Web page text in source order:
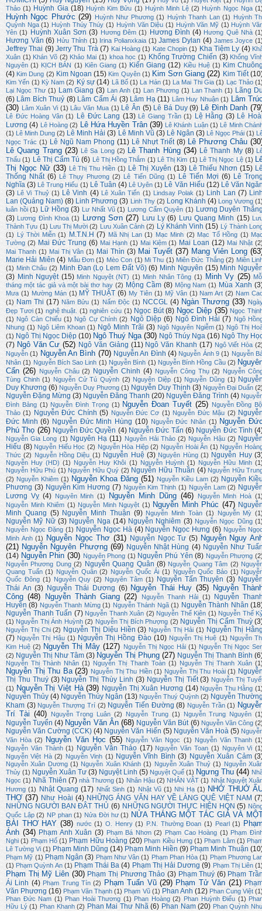
Thảo (1) Huỳnh Gia (18) Huỳnh Kim Bửu (1) Huỳnh Minh Lệ (2) Huỳnh Ngọc Nga
Huỳnh Ngọc Phước (29) Huỳnh Như Phương (1) Huỳnh Thanh Lan (1)
Huỳnh
Quỳnh Nga (1) Huỳnh Thúy Thúy (1) Huỳnh Văn Diệu (1) Huỳnh Văn Mỹ (1) Huỳnh
Yên (1) Huỳnh Xuân Sơn (3) Hương Đêm (1) Hương Đình (4) Hương Quê Nhà
Hương Văn (6) Hửu Thỉnh (1) Irina Polianxkaia (1) James Dylan (4) James Joyce
Jeffrey Thai (9) Jerry Thu Trà (7) Kai Hoàng (1) Kate Chopin (1) Kha Tiệm Ly (4)
Xuân (1) Khán Võ (2) Khảo Mai (1) khoa học (1) Khổng Trường Chiến (3) Khổng
Nguyên (1) KỊCH BẢN (1) Kiên Giang (1) Kiến Giang (12) Kiều Huệ (1) Kim
(4) Kim Dung (2) Kim Ngoan (15) Kim Quyên (1) Kim Sơn Giang (22) Kim Tiết
Kim Yến (1) Kỳ Nam (2) Ký sự (14) Lã Bố (1) La Hán (1) La Mai Thi Gia (1) Lạc Thảo
Lại Ngọc Thư (1) Lam Giang (3) Lan Anh (1) Lan Phương (1) Lan Thanh (1) Lãng
(6) Lâm Bích Thuỷ (8) Lâm Cẩm Ái (3) Lâm Hạ (11) Lâm Huy Nhuận (1) Lâm
(30) Lâm Xuân Vi (1) Lâu Văn Mua (1) Lê Ân (5) Lê Bá Duy (9) Lê Đình Danh
Lê Đức Hoàng Vân (1) Lê Đức Lang (13) Lê Giang Trần (1) Lệ Hằng (3) Lê
Lương (4) Lê Hoàng (2) Lê Hứa Huyền Trân (39) Lê Khánh Luận (1) Lê Minh
(1) Lê Minh Dung (2) Lê Minh Hải (3) Lê Minh Vũ (3) Lê Ngân (3) Lê Ngọc Phái (1)
Ngọc Trác (1) Lê Ngũ Nam Phong (11) Lê Nhựt Triết (8) Lê Phương Châu
Lê Quang Trạng (23) Lê Sa Long (2) Lê Thanh Hùng (34) Lê Thanh My (8)
Thấu (1) Lê Thị Cẩm Tú (6) Lê Thị Hồng Thắm (1) Lê Thị Kim (1) Lê Thị Ngọc Lệ (1)
Thị Ngọc Nữ (33) Lê Thị Thu Hiền (1) Lê Thị Xuyên (13) Lê Thiếu Nhơn (15)
Thống Nhất (6) Lê Thụy Phương (2) Lê Tiến Dũng (1) Lê Tiến Mợi (6) Lê
Nghĩa (3) Lê Trung Hiếu (1) Lê Tuân (4) Lê Uyên (1) Lê Văn Hiếu (12) Lê Văn
(3) Lê Vi Thuỷ (1) Lê Vinh (4) Lê Xuân Tiến (1) Lindsay Polak (1) Linh Lan (7)
Lan (Quảng Nam) (8) Linh Phương (3) Linh Thy (2) Long Khánh (4) Long Vương
luân hồi (1) Lữ Hồng (3) Lư Nhất Vũ (1) Lương Cẩm Quyên (1) Lương Duyên
(3) Lương Đình Khoa (1) Lương Sơn (27) Lưu Ly (6) Lưu Quang Minh (15)
Thành Tựu (1) Lưu Thị Mười (2) Lưu Xuân Cảnh (2) Lý Khánh Vinh (15) Lý Thành
(1)
Lý Thời Miễn (1) M.T.N.H (7) Mã Nhị Lan (1) Mạc Minh (2) Mạc Tố Hồng (1)
Tường (2) Mai Đức Trung (6) Mai Hạnh (1) Mai Kiệm (1) Mai Loan (12) Mai Nhật
Mai Thanh (1) Mai Thị Vân (1) Mai Thìn (3) Mai Tuyết (37) Mang Viên Long
Marie Hải Miên (4) Mẫu Đơn (1) Mèo Con (1) Mi Thu (1) Miên Đức Thắng (2) Miên
(1) Minh Châu (2) Minh Đan (Lọ Lem Đất Võ) (6) Minh Nguyên (15) Minh
(3) Minh Nguyệt (15) Minh Nguyệt (NT) (1) Minh Nhân Tông (1) Minh Vy (25)
tháng một tác giả và một bài thơ hay (2) Mộng Cầm (8) Mộng Nam (1) Mùa Xanh
Mưa (1) Mường Mán (1) MỸ THUẬT (6) My Tiên (1) Mỹ Vân (1) Nam Art (2) Nam
(1) Nam Thi (17) Năm Bửu (1) Nấm Độc (1) NCCGL (4) Ngàn Thương (33)
Đẹp Tươi (1) nghệ thuật. (1) nghiên cứu (1) Ngọc Bút (8) Ngọc Diệp (35) Ngọc
(1) Ngô Càn Chiểu (1) Ngô Cự Chính (2) Ngô Diệp (6) Ngô Đình Hải (7) Ngô
Nhung (1) Ngô Liêm Khoan (1) Ngô Minh Trãi (3) Ngô Nguyên Ngiễm (1) Ngô Thị
(1) Ngô Thị Ngọc Diệp (10) Ngô Thuý Nga (30) Ngô Thúy Nga (16) Ngô Thy
(7) Ngô Văn Cư (52) Ngô Văn Giảng (11) Ngô Văn Khanh (17) Ngô Viết Hòa
Nguyễn (1) Nguyễn An Bình (70) Nguyễn An Đình (4) Nguyễn Ánh 9 (1) Nguyễn
Nhân (1) Nguyễn Bích Sao Linh (1) Nguyễn Bình (1) Nguyễn Bính Hồng Cầu (2)
Cẩn (26) Nguyễn Châu (2) Nguyễn Chinh (4) Nguyễn Công Thụ (2) Nguyễn
Tùng Chinh (1) Nguyễn Cử Tú Quỳnh (2) Nguyên Diệp (1) Nguyễn Dũng (1)
Duy Khương (6) Nguyễn Duy Phương (1) Nguyễn Duy Thịnh (3) Nguyễn Đại Duẩn
Nguyễn Đặng Mừng (3) Nguyễn Đăng Thanh (20) Nguyễn Đăng Trình (4)
Đình Bảng (1) Nguyễn Đình Trọng (1) Nguyễn Đoan Tuyết (25)
Nguyễn Đồng
Thảo (1) Nguyễn Đức Chính (5) Nguyễn Đức Cơ (1) Nguyễn Đức Mậu (2)
Đức Minh (6) Nguyễn Đức Minh Hùng (10) Nguyễn Đức Nhân (1) Nguyễn
Phú Thọ (26) Nguyễn Đức Quyền (4) Nguyễn Đức Tấn (6) Nguyễn Đức Tình
Nguyễn Gia Long (1) Nguyên Hạ (11) Nguyễn Hải Thảo (2) Nguyễn Hậu (2)
Hiếu (8) Nguyễn Hiếu Học (2) Nguyễn Hòa Hiệp (2) Nguyễn Hoài Ân (1) Nguyễn
Thức (2) Nguyễn Hồng Diệu (1) Nguyễn Huệ (3) Nguyên Hùng (1) Nguyễn Huy
Nguyễn Huy (HD) (1) Nguyễn Huy Khôi (1) Nguyễn Huỳnh (1) Nguyễn Hữu Minh
Nguyễn Hữu Phú (1) Nguyễn Hữu Quý (2) Nguyễn Hữu Thuần (4) Nguyễn Hữu
(2) Nguyễn Khiêm (1) Nguyễn Khoa Đăng (51) Nguyễn Kiều Lam (2) Nguyễn
Phương (3) Nguyễn Kim Hương (7) Nguyễn Kim Thịnh (1) Nguyễn Lam (2)
Lương Vỵ (4) Nguyên Minh (1) Nguyễn Minh Dũng (46) Nguyễn Minh Hoà
Nguyễn Minh Khiêm (1) Nguyễn Minh Nguyệt (1) Nguyễn Minh Phúc (47)
Minh Quang (5) Nguyễn Minh Thuận (9) Nguyễn Minh Toàn (1) Nguyễn Mỳ
Nguyễn Mỹ Nữ (3) Nguyễn Nga (14) Nguyễn Nghiêm (3) Nguyễn Ngọc Dũng
Nguyễn Ngọc Đặng (1) Nguyễn Ngọc Hà (4) Nguyễn Ngọc Hưng (6) Nguyễn
Minh Anh (1) Nguyễn Ngọc Thơ (31) Nguyễn Ngọc Tư (5) Nguyễn Nguy
(21) Nguyễn Nguyên Phượng (69) Nguyễn Nhật Hùng (4) Nguyễn Như
(14) Nguyễn Phin (30) Nguyên Phong (1) Nguyễn Phú Yên (8) Nguyễn Phượng
Nguyễn Phương Dung (2) Nguyễn Quang Quân (8) Nguyễn Quang Tâm (2)
Quang Tuấn (1) Nguyễn Quân (2) Nguyễn Quốc Ái (1) Nguyễn Quốc Bảo (1)
Quốc Đông (1) Nguyễn Quy (2) Nguyên Tâm (1) Nguyễn Tấn Thuyên (3)
Thái An (3) Nguyễn Thái Dương (6) Nguyễn Thái Huy (35)
Nguyễn
Công (48) Nguyễn Thành Giang (22) Nguyễn Thanh Hải (1)
Nguyễn
Huyền (8) Nguyễn Thanh Mừng (1) Nguyễn Thánh Ngã (1) Nguyễn Thành Nhân
Nguyễn Thanh Tuấn (7) Nguyễn Thanh Xuân (2) Nguyễn Thế Kiên (1) Nguyễn Thế
(1) Nguyễn Thị Ánh Huỳnh (2) Nguyễn Thị Bích Phượng (2) Nguyễn Thị Cẩm Thuỳ
Nguyễn Thị Chi (2) Nguyễn Thị Diệu Hiền (3) Nguyễn Thị Hải (1) Nguyễn Thị
(7) Nguyễn Thị Hậu (1) Nguyễn Thị Hồng Đào (10) Nguyễn Thị Huệ (1) Nguyễn
Kim Huệ (2) Nguyễn Thị Mây (127) Nguyễn Thị Ngọc Hải (1) Nguyễn Thị Ngọc
(2) Nguyễn Thị Như Tâm (3) Nguyễn Thị Phụng (27) Nguyễn Thị Thanh Bình
Nguyễn Thị Thành Nhân (1) Nguyễn Thị Thanh Toàn (1) Nguyễn Thị Thanh Xuân
Nguyễn Thị Thu Ba (23) Nguyễn Thị Thu Hiền (1) Nguyễn Thị Thu Hoài (1)
Thị Thu Thuý (3) Nguyễn Thị Thùy Linh (3) Nguyễn Thị Tiết (3) Nguyễn Thị
(1) Nguyễn Thị Việt Hà (39) Nguyễn Thị Xuân Hương (14) Nguyễn Thu Hằng
Nguyễn Thủy (4) Nguyễn Thúy Ngân (13) Nguyễn Thuý Quỳnh (2) Nguyễn
Kham (3) Nguyễn Thượng Trí (2) Nguyễn Tiến Đường (8) Nguyễn Trần (1)
Trí Tài (40) Nguyễn Trọng Luân (2) Nguyễn Trung (1) Nguyễn Trung Nguyên
Nguyễn Tuyển (4) Nguyễn Văn Ân (68) Nguyễn Văn Bút (6) Nguyễn Văn Công
Nguyễn Văn Cường (CCK) (4) Nguyễn Văn Hiến (5) Nguyễn Văn Hoà (5)
Văn Hòa (2) Nguyễn Văn Học (55) Nguyễn Văn Ngọc (1) Nguyễn Văn Thanh
Nguyễn Văn Thành (1) Nguyễn Văn Thảo (17) Nguyễn Văn Toan (1) Nguyên Vi
Nguyễn Việt Hà (2) Nguyễn Vinh (1) Nguyễn Vĩnh Bình (3) Nguyễn Xuân Cảm
Nguyễn Xuân Dương (1) Nguyễn Xuân Khánh (1) Nguyễn Xuân Thuỷ (1) Nguyễn
Thủy (1) Nguyễn Xuân Tư (3) Nguyệt Linh (5) Nguyệt Quế (1) Ngưng Thu (44)
Ngọc (1) Nhã Thiên (7) nhà Thương (1) Nhân Hậu (2) NHÂN VẬT (1) Nhật Nguyệt
Hương (1) Nhật Quang (17) Nhất Sinh (1) Nhật Vũ (1) Nhi Hạ (1) NHỚ THUỞ
THƠ (37) Như Hoài (4) NHỮNG ÁNG VĂN HAY VỀ LÀNG QUÊ VIỆT NAM
NHỮNG NGƯỜI BẠN ĐÂT THỦ (6) NHỮNG NGƯỜI THỰC HIỆN HQN (5)
Quốc Lập (2) NP phan (1) Nửa Đời hư (1) NỬA THÁNG MỘT TÁC GIẢ VÀ
BÀI THƠ HAY (38) nước (1) O. Henry (1) P.N. Thường Đoan (1) Pearl (1)
Ánh (34) Phạm Anh Xuân (3) Phạm Bá Nhơn (2) Phạm Cao Hoàng (1) Phạm
Nghi (1) Phạm Hổ (1) Phạm Hữu Hoàng (20) Phạm Kiều Hưng (1) Phạm Lâm (1)
Lê Tường Vi (1) Phạm Minh Dũng (14) Phạm Minh Hiền (9) Phạm Minh Thuận
Phạm Mỹ (1) Phạm Ngân (3) Phạm Như Vân (1) Phạm Phan Hòa (1) Phạm Phương
(1) Phạm Quỳnh An (1) Phạm Thái Ba (4) Phạm Thị Hải Dương (9) Phạm Thị Liên
Phạm Thị Mỹ Liên (30) Phạm Thị Phương Thảo (3) Phạm Thuý (6) Phạm
Ái Linh (4) Phạm Trung Tín (2) Phạm Tuấn Vũ (29) Phạm Tử Văn (21)
Văn Phương (16) Phạm Văn Thạnh (1) Phạm Vũ (1) Phan Anh (12) Phan Cung Việt
Phan Đức Nam (1) Phan Hoài Thương (1) Phan Hoàng (2) Phan Huỳnh Điểu (1)
Hữu Lý (1) Phan Khanh (2) Phan Mai Thư Nhã (6) Phan Nam (20) Phan Quỳnh